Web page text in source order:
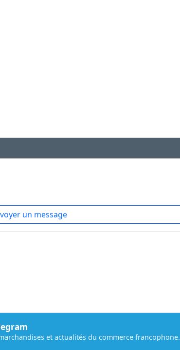
un message
et actualités du commerce francophone.